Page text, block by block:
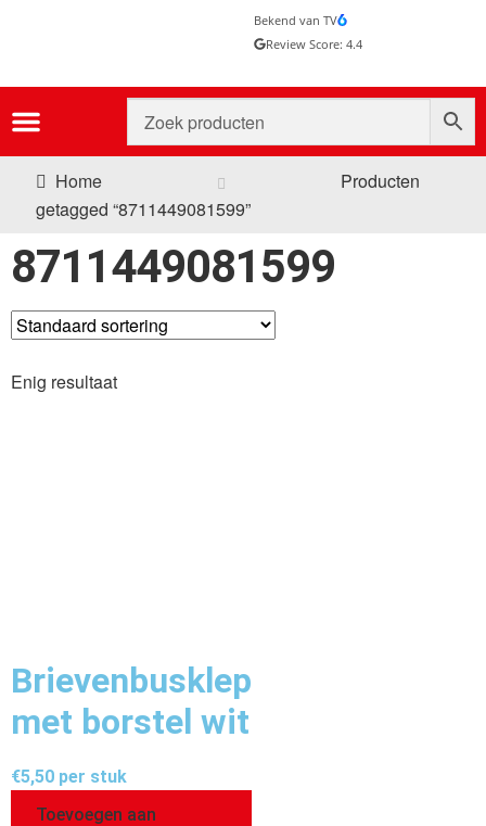
Bekend van TV
Review Score: 4.4
Home
Producten
getagged “8711449081599”
8711449081599
Enig resultaat
Brievenbusklep
met borstel wit
€5,50 per stuk
Toevoegen aan